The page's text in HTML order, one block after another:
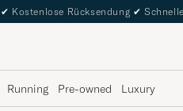
✔ Kostenlose Rücksendung ✔
Running Pre-owned Luxury